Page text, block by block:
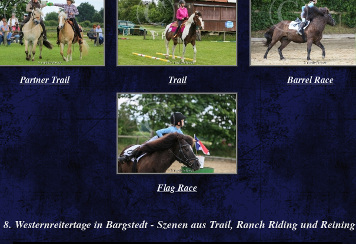
Partner Trail Trail Barrel Race
Flag Race
8. Westernreitertage in Bargstedt - Szenen aus Trail, Ranch Riding und Reining